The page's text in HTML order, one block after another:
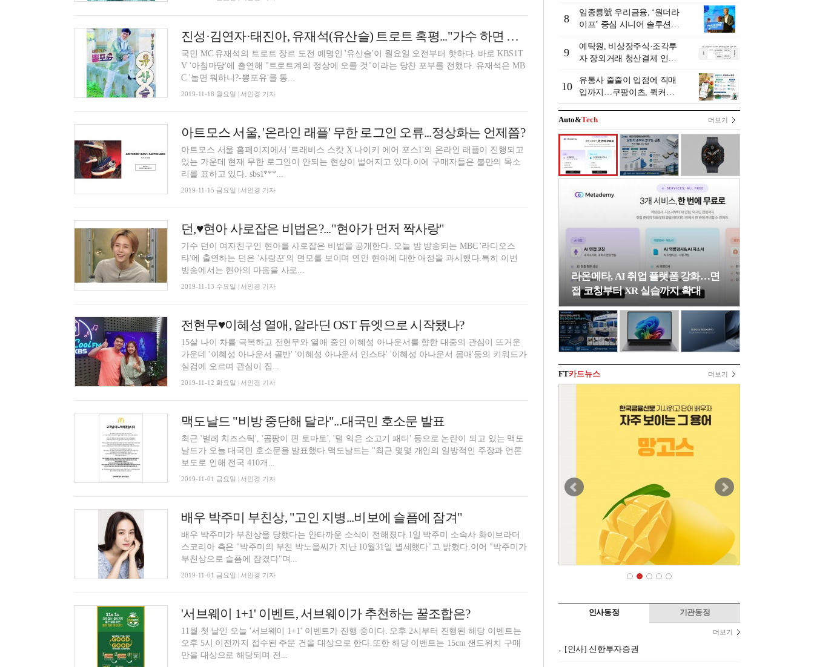
진성·김연자·태진아, 유재석(유산슬) 트로트 혹평..."가수 하면 말려야"
국민 MC 유재석의 트로트 장르 도전 예명인 '유산슬'이 월요일 오전부터 핫하다. 바로 KBS1T
V '아침마당'에 출연해 "트로트계의 정상에 오를 것"이라는 당찬 포부를 전했다. 유재석은 MB
C '놀면 뭐하니?-뽕포유'를 통...
2019-11-18 월요일 | 서인경 기자
아트모스 서울, '온라인 래플' 무한 로그인 오류...정상화는 언제쯤?
아트모스 서울 홈페이지에서 '트래비스 스캇 X 나이키 에어 포스1'의 온라인 래플이 진행되고
있는 가운데 현재 무한 로그인이 안되는 현상이 벌어지고 있다.이에 구매자들은 불만의 목소
리를 표하고 있다. sbs1***...
2019-11-15 금요일 | 서인경 기자
던,♥현아 사로잡은 비법은?..."현아가 먼저 짝사랑"
가수 던이 여자친구인 현아를 사로잡은 비법을 공개한다. 오늘 밤 방송되는 MBC '라디오스
타'에 출연하는 던은 '사랑꾼'의 면모를 보이며 연인 현아에 대한 애정을 과시했다.특히 이번
방송에서는 현아의 마음을 사로...
2019-11-13 수요일 | 서인경 기자
전현무♥이혜성 열애, 알라딘 OST 듀엣으로 시작됐나?
15살 나이 차를 극복하고 전현무와 열애 중인 이혜성 아나운서를 향한 대중의 관심이 뜨거운
가운데 '이혜성 아나운서 골반' '이혜성 아나운서 인스타' '이혜성 아나운서 몸매'등의 키워드가
실검에 오르며 관심이 집...
2019-11-12 화요일 | 서인경 기자
맥도날드 "비방 중단해 달라"...대국민 호소문 발표
최근 '벌레 치즈스틱', '곰팡이 핀 토마토', '덜 익은 소고기 패티' 등으로 논란이 되고 있는 맥도
날드가 오늘 대국민 호소문을 발표했다.맥도날드는 "최근 몇몇 개인의 일방적인 주장과 언론
보도로 인해 전국 410개...
2019-11-01 금요일 | 서인경 기자
배우 박주미 부친상, "고인 지병...비보에 슬픔에 잠겨"
배우 박주미가 부친상을 당했다는 안타까운 소식이 전해졌다.1일 박주미 소속사 화이브라더
스코리아 측은 "박주미의 부친 박노을씨가 지난 10월31일 별세했다"고 밝혔다.이어 "박주미가
부친상으로 슬픔에 잠겼다"며...
2019-11-01 금요일 | 서인경 기자
'서브웨이 1+1' 이벤트, 서브웨이가 추천하는 꿀조합은?
11월 첫 날인 오늘 '서브웨이 1+1' 이벤트가 진행 중이다. 오후 2시부터 진행된 해당 이벤트는
오후 5시 이전까지 접수된 주문 건을 대상으로 한다.또한 해당 이벤트는 15cm 샌드위치 구매
만을 대상으로 해당되며 전...
8
임종룡號 우리금융, ‘원더라
이프’ 중심 시니어 솔루션
[금융 시니어 비즈니스 돋보
기]
9
예탁원, 비상장주식·조각투
자 장외거래 청산결제 인프
10
유통사 줄줄이 입점에 직매
입까지…쿠팡이츠, 퀵커머
스 판 키운다
Auto&Tech 더보기
라온메타, AI 취업 플랫폼 강화…면
접 코칭부터 XR 실습까지 확대
FT카드뉴스 더보기
인사동정 기관동정
더보기
[인사] 신한투자증권